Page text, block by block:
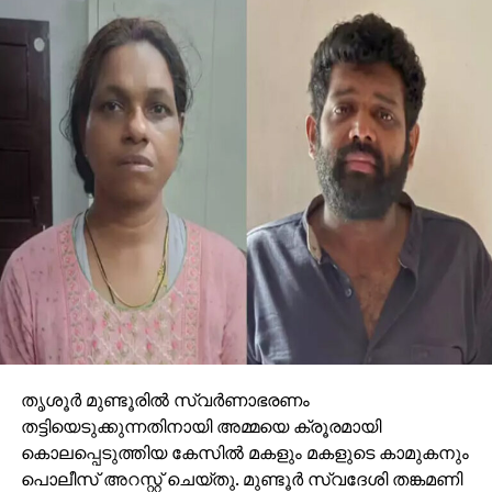
സുപ്രീംകോടതി റദ്ദാക്കി
DON'T MISS
പാലക്കാട് സി.പി.എം നടത്തുന്ന നാടകം
ബി.ജെ.പിയെ സഹായിക്കാന്‍ വേണ്ടിയുള്ളത് ;
രമേശ് ചെന്നിത്തല
തൃശൂര്‍ മുണ്ടൂരില്‍ സ്വര്‍ണാഭരണം
തട്ടിയെടുക്കുന്നതിനായി അമ്മയെ ക്രൂരമായി
കൊലപ്പെടുത്തിയ കേസില്‍ മകളും മകളുടെ കാമുകനും
പൊലീസ് അറസ്റ്റ് ചെയ്തു. മുണ്ടൂര്‍ സ്വദേശി തങ്കമണി